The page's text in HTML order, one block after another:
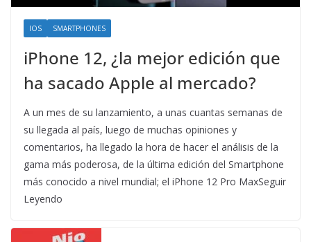
IOS SMARTPHONES
iPhone 12, ¿la mejor edición que
ha sacado Apple al mercado?
A un mes de su lanzamiento, a unas cuantas semanas de
su llegada al país, luego de muchas opiniones y
comentarios, ha llegado la hora de hacer el análisis de la
gama más poderosa, de la última edición del Smartphone
más conocido a nivel mundial; el iPhone 12 Pro MaxSeguir
Leyendo